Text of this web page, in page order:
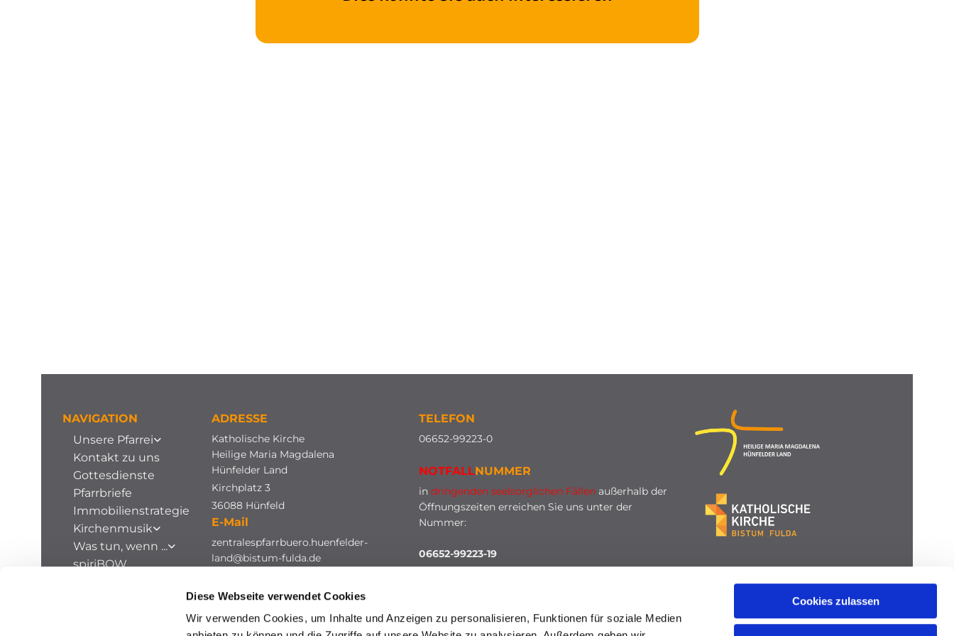
Diese Webseite verwendet Cookies
Wir verwenden Cookies, um Inhalte und Anzeigen zu personalisieren, Funktionen für soziale Medien
Cookies zulassen
NAVIGATION
Unsere Pfarrei
Kontakt zu uns
Gottesdienste
Pfarrbriefe
Immobilienstrategie
Kirchenmusik
Was tun, wenn ...
spiriBOW
ADRESSE
Katholische Kirche
Heilige Maria Magdalena
Hünfelder Land
Kirchplatz 3
36088 Hünfeld
E-Mail
zentralespfarrbuero.huenfelder-
land@bistum-fulda.de
TELEFON
06652-99223-0
NOTFALLNUMMER
in dringenden seelsorglichen Fällenaußerhalb der
Öffnungszeiten erreichen Sie uns unter der
Nummer:
06652-99223-19